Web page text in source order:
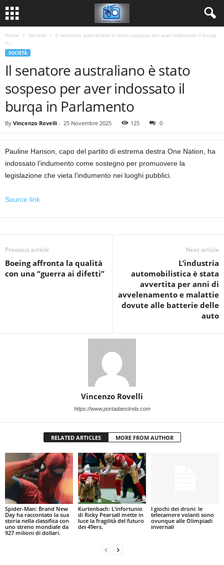
Home Società
Il senatore australiano è stato sospeso per aver indossato il burqa
in...
SOCIETÀ
Il senatore australiano è stato
sospeso per aver indossato il
burqa in Parlamento
By Vincenzo Rovelli - 25 Novembre 2025 125 0
Pauline Hanson, capo del partito di estrema destra One Nation, ha
indossato l’indumento come sostegno per promuovere la
legislazione che vieta l’indumento nei luoghi pubblici.
Source link
Previous article
Boeing affronta la qualità
con una “guerra ai difetti”
Next article
L’industria
automobilistica è stata
avvertita per anni di
avvelenamento e malattie
dovute alle batterie delle
auto
Vincenzo Rovelli
https://www.portadaestrela.com
RELATED ARTICLES MORE FROM AUTHOR
Spider-Man: Brand New
Day ha raccontato la sua
storia nella classifica con
uno streno mondiale da
927 milioni di dollari.
Kurtenbach: L’infortunio
di Ricky Pearsall mette in
luce la fragilità del futuro
dei 49ers.
I giochi dei droni: le
telecamere volanti sono
ovunque alle Olimpiadi
invernali